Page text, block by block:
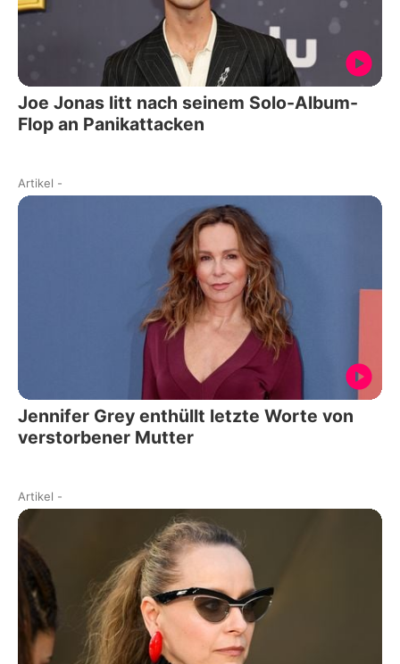
Joe Jonas litt nach seinem Solo-Album-
Flop an Panikattacken
Artikel -
Jennifer Grey enthüllt letzte Worte von
verstorbener Mutter
Artikel -